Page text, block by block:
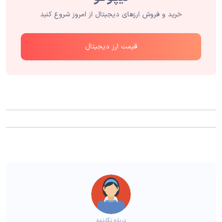
خرید و فروش ارزهای دیجیتال از امروز شروع کنید
قیمت ارز دیجیتال